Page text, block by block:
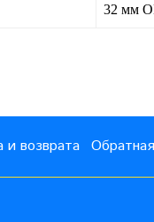
32 мм
и возврата